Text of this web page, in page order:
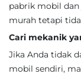
pabrik mobil
murah tetapi
Cari mekanik
Jika Anda tidak
mobil sendiri,